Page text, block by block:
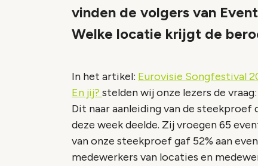
vinden de volgers van
Welke locatie krijgt de
In het artikel: Eurovisie Songfestival
En jij? stelden wij onze lezers de
Dit naar aanleiding van de
deze week deelde. Zij vroegen 65
van onze steekproef gaf 52% aan
medewerkers van locaties en